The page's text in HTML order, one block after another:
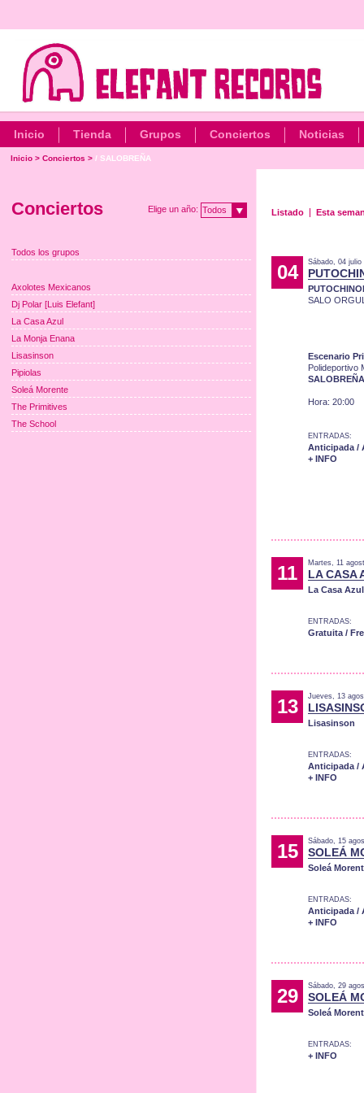
Inicio Tienda Grupos Conciertos Noticias
Inicio > Conciertos > / SALOBREÑA
Listado Esta
04 Sábado, 04 julio
SALO
Escenario
Polideportivo
SALOBREÑA
Hora: 20:00
ENTRADAS:
Anticipada /
+ INFO
11 Martes, 11
LA CASA
La Casa Azul
ENTRADAS:
Gratuita /
13 Jueves, 13
Lisasinson
ENTRADAS:
Anticipada /
+ INFO
15 Sábado, 15
SOLEÁ
Soleá
ENTRADAS:
Anticipada /
+ INFO
29 Sábado, 29
SOLEÁ
Soleá
ENTRADAS:
+ INFO
Conciertos Elige un año: Todos
Todos los grupos
Axolotes Mexicanos
Dj Polar [Luis Elefant]
La Casa Azul
La Monja Enana
Lisasinson
Pipiolas
Soleá Morente
The Primitives
The School